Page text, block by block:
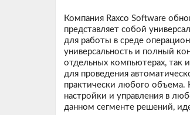
Компания Raxco Software
представляет собой
для работы в среде
универсальность и полный
отдельных компьютерах, так
для проведения
практически любого объема.
настройки и управления в
данном сегменте решений,